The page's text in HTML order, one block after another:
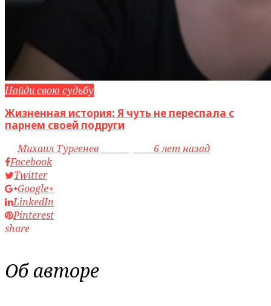
Найди свою судьбу
Жизненная история: Я чуть не переспала с
парнем своей подруги
byМихаил Тургенев
6 лет назад
Facebook
Twitter
Google+
LinkedIn
Pinterest
share
Об авторе